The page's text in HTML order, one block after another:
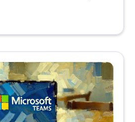
convertirse en las
productivas de tu